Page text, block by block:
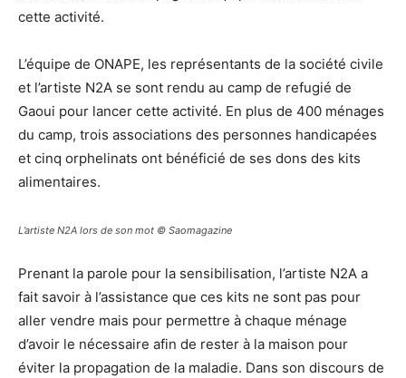
cette activité.
L’équipe de ONAPE, les représentants de la société civile
et l’artiste N2A se sont rendu au camp de refugié de
Gaoui pour lancer cette activité. En plus de 400 ménages
du camp, trois associations des personnes handicapées
et cinq orphelinats ont bénéficié de ses dons des kits
alimentaires.
L’artiste N2A lors de son mot © Saomagazine
Prenant la parole pour la sensibilisation, l’artiste N2A a
fait savoir à l’assistance que ces kits ne sont pas pour
aller vendre mais pour permettre à chaque ménage
d’avoir le nécessaire afin de rester à la maison pour
éviter la propagation de la maladie. Dans son discours de